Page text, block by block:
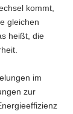
kommt,
gleichen
heißt, die
im
zur